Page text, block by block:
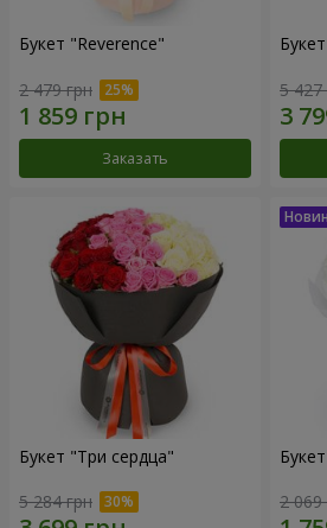
Букет "Reverence"
2 479 грн
Заказать
5 427
Букет "Три сердца"
5 284 грн 2 069